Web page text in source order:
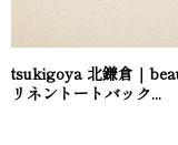
tsukigoya 北鎌倉｜
リネントートバック...